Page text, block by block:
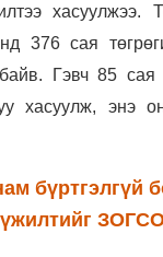
хасуулжээ.
376 сая
Гэвч 85 сая
хасуулж, энэ
бүртгэлгүй